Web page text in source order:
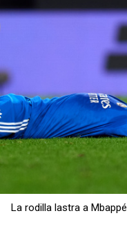
La rodilla lastra a Mbappé